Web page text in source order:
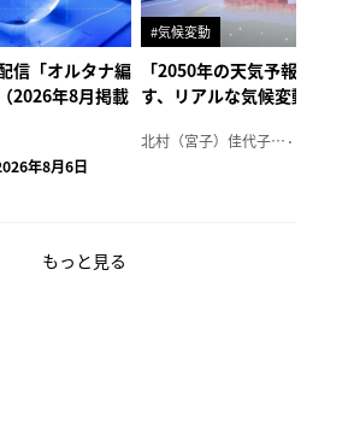
信「オルタナ編
2026年8月掲載
年8月6日
#気候変動
「2050年の天気予報 Ver.2
す、リアルな気候変動の影
北村（宮子）佳代子（オルタナ輪番編集長）
もっと見る